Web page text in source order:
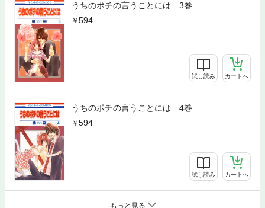
うちのポチの言うことには 3巻
594
試し読み カートへ
うちのポチの言うことには 4巻
594
試し読み カートへ
もっと見る